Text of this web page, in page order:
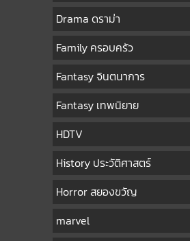
Drama ดราม่า
Family ครอบครัว
Fantasy จินตนาการ
Fantasy เทพนิยาย
HDTV
History ประวัติศาสตร์
Horror สยองขวัญ
marvel